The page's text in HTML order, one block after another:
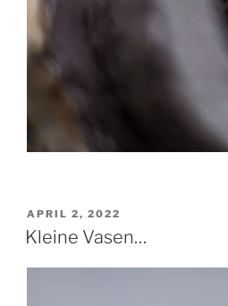
VERÖFFENTLICHT
AM
APRIL 2, 2022
Kleine Vasen…